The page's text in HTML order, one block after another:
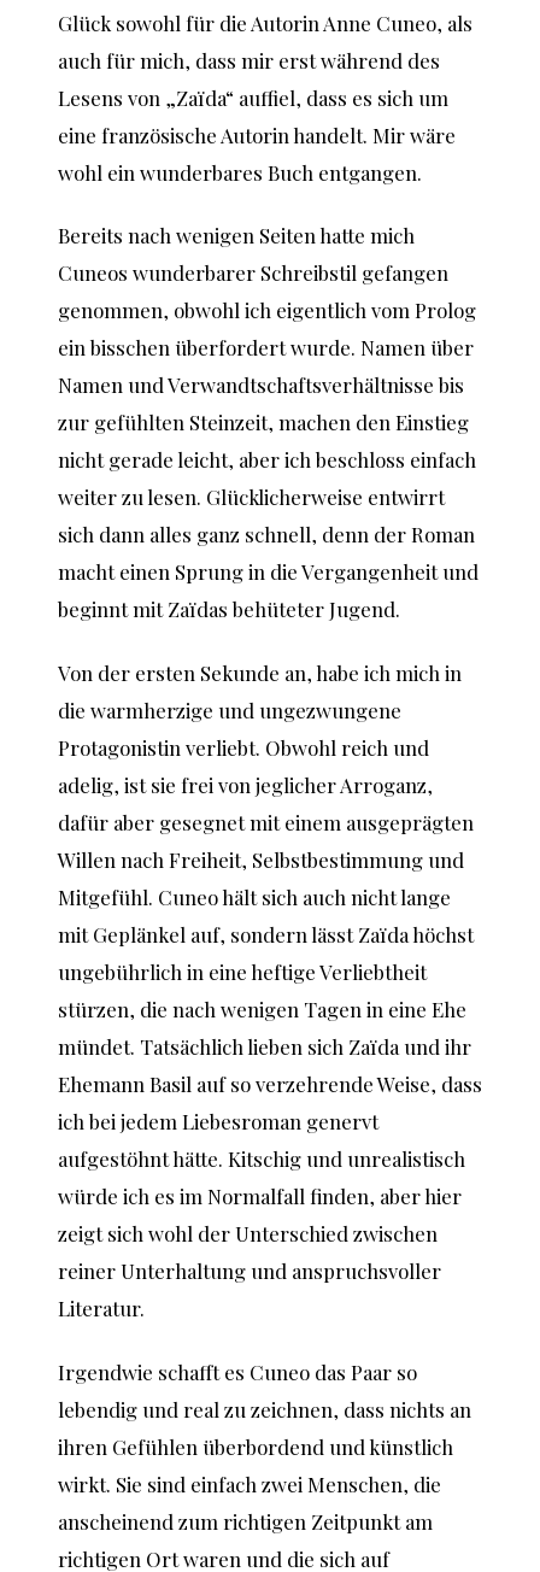
Glück sowohl für die Autorin Anne Cuneo, als
auch für mich, dass mir erst während des
Lesens von „Zaïda“ auffiel, dass es sich um
eine französische Autorin handelt. Mir wäre
wohl ein wunderbares Buch entgangen.
Bereits nach wenigen Seiten hatte mich
Cuneos wunderbarer Schreibstil gefangen
genommen, obwohl ich eigentlich vom Prolog
ein bisschen überfordert wurde. Namen über
Namen und Verwandtschaftsverhältnisse bis
zur gefühlten Steinzeit, machen den Einstieg
nicht gerade leicht, aber ich beschloss einfach
weiter zu lesen. Glücklicherweise entwirrt
sich dann alles ganz schnell, denn der Roman
macht einen Sprung in die Vergangenheit und
beginnt mit Zaïdas behüteter Jugend.
Von der ersten Sekunde an, habe ich mich in
die warmherzige und ungezwungene
Protagonistin verliebt. Obwohl reich und
adelig, ist sie frei von jeglicher Arroganz,
dafür aber gesegnet mit einem ausgeprägten
Willen nach Freiheit, Selbstbestimmung und
Mitgefühl. Cuneo hält sich auch nicht lange
mit Geplänkel auf, sondern lässt Zaïda höchst
ungebührlich in eine heftige Verliebtheit
stürzen, die nach wenigen Tagen in eine Ehe
mündet. Tatsächlich lieben sich Zaïda und ihr
Ehemann Basil auf so verzehrende Weise, dass
ich bei jedem Liebesroman genervt
aufgestöhnt hätte. Kitschig und unrealistisch
würde ich es im Normalfall finden, aber hier
zeigt sich wohl der Unterschied zwischen
reiner Unterhaltung und anspruchsvoller
Literatur.
Irgendwie schafft es Cuneo das Paar so
lebendig und real zu zeichnen, dass nichts an
ihren Gefühlen überbordend und künstlich
wirkt. Sie sind einfach zwei Menschen, die
anscheinend zum richtigen Zeitpunkt am
richtigen Ort waren und die sich auf